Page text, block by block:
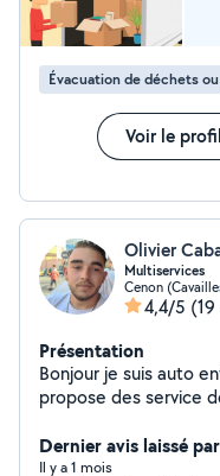
Évacuation de déchets
Voir le profil
Olivier
Multiservices
Cenon
4,4/5
Présentation
Bonjour je suis auto
propose des service
façade, toiture, terrasse -
de venir pour traiter
Dernier avis laissé
Il y a 1 mois